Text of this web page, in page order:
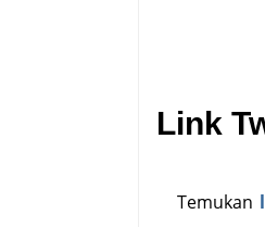
Link
Temukan